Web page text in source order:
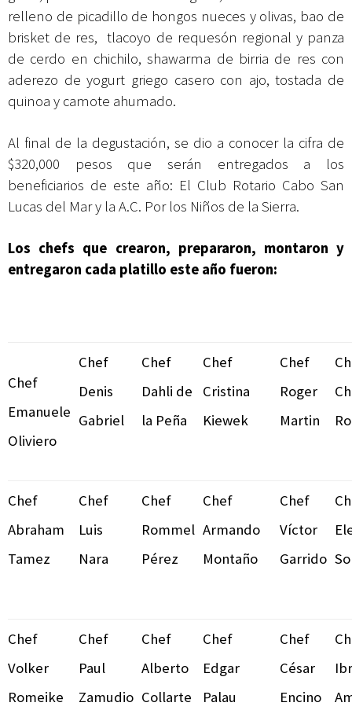
relleno de picadillo de hongos nueces y olivas, bao de
brisket de res, tlacoyo de requesón regional y panza
de cerdo en chichilo, shawarma de birria de res con
aderezo de yogurt griego casero con ajo, tostada de
quinoa y camote ahumado.
Al final de la degustación, se dio a conocer la cifra de
$320,000 pesos que serán entregados a los
beneficiarios de este año: El Club Rotario Cabo San
Lucas del Mar y la A.C. Por los Niños de la Sierra.
Los chefs que crearon, prepararon, montaron y
entregaron cada platillo este año fueron:
Chef
Emanuele
Oliviero
Chef
Denis
Gabriel
Chef
Dahli de
la Peña
Chef
Cristina
Kiewek
Chef
Roger
Martin
Chef
Abraham
Tamez
Chef
Luis
Nara
Chef
Rommel
Pérez
Chef
Armando
Montaño
Chef
Víctor
Garrido
Chef
Volker
Romeike
Chef
Paul
Zamudio
Chef
Alberto
Collarte
Chef
Edgar
Palau
Chef
César
Encino